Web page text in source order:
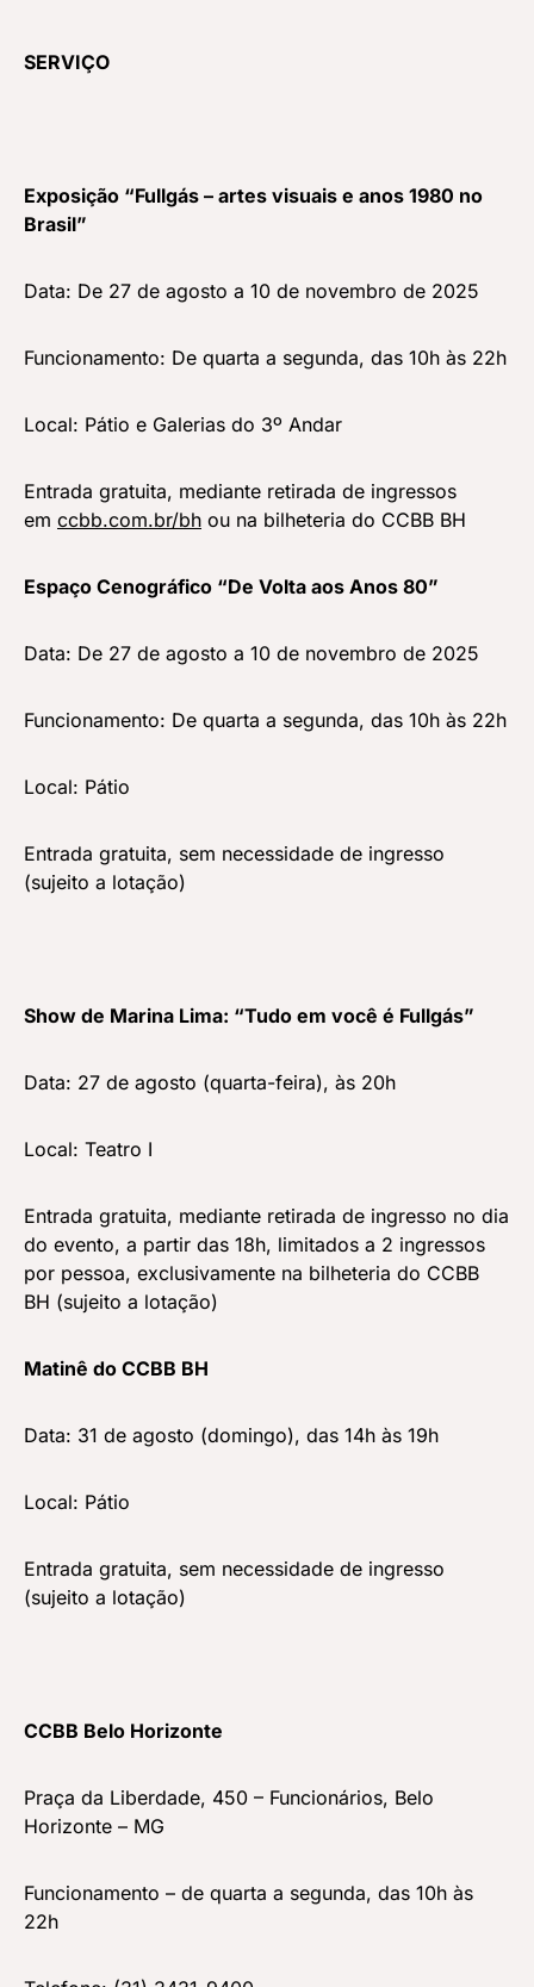
SERVIÇO
Exposição “Fullgás – artes visuais e anos 1980 no
Brasil”
Data: De 27 de agosto a 10 de novembro de 2025
Funcionamento: De quarta a segunda, das 10h às 22h
Local: Pátio e Galerias do 3º Andar
Entrada gratuita, mediante retirada de ingressos
em ccbb.com.br/bh ou na bilheteria do CCBB BH
Espaço Cenográfico “De Volta aos Anos 80”
Data: De 27 de agosto a 10 de novembro de 2025
Funcionamento: De quarta a segunda, das 10h às 22h
Local: Pátio
Entrada gratuita, sem necessidade de ingresso
(sujeito a lotação)
Show de Marina Lima: “Tudo em você é Fullgás”
Data: 27 de agosto (quarta-feira), às 20h
Local: Teatro I
Entrada gratuita, mediante retirada de ingresso no dia
do evento, a partir das 18h, limitados a 2 ingressos
por pessoa, exclusivamente na bilheteria do CCBB
BH (sujeito a lotação)
Matinê do CCBB BH
Data: 31 de agosto (domingo), das 14h às 19h
Local: Pátio
Entrada gratuita, sem necessidade de ingresso
(sujeito a lotação)
CCBB Belo Horizonte
Praça da Liberdade, 450 – Funcionários, Belo
Horizonte – MG
Funcionamento – de quarta a segunda, das 10h às
22h